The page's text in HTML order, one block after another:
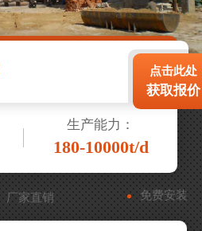
点击此处
获取报价
生产能力：
180-10000t/d
厂家直销 免费安装